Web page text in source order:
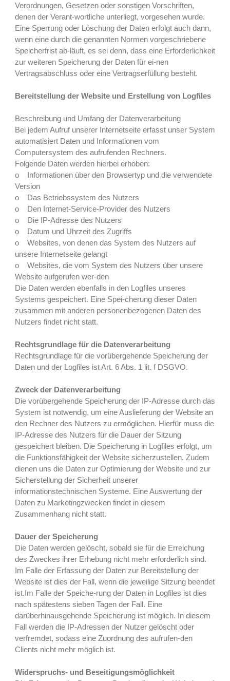
Verordnungen, Gesetzen oder sonstigen Vorschriften,
denen der Verant-wortliche unterliegt, vorgesehen wurde.
Eine Sperrung oder Löschung der Daten erfolgt auch dann,
wenn eine durch die genannten Normen vorgeschriebene
Speicherfrist ab-läuft, es sei denn, dass eine Erforderlichkeit
zur weiteren Speicherung der Daten für ei-nen
Vertragsabschluss oder eine Vertragserfüllung besteht.
Bereitstellung der Website und Erstellung von Logfiles
Beschreibung und Umfang der Datenverarbeitung
Bei jedem Aufruf unserer Internetseite erfasst unser System
automatisiert Daten und Informationen vom
Computersystem des aufrufenden Rechners.
Folgende Daten werden hierbei erhoben:
o Informationen über den Browsertyp und die verwendete
Version
o Das Betriebssystem des Nutzers
o Den Internet-Service-Provider des Nutzers
o Die IP-Adresse des Nutzers
o Datum und Uhrzeit des Zugriffs
o Websites, von denen das System des Nutzers auf
unsere Internetseite gelangt
o Websites, die vom System des Nutzers über unsere
Website aufgerufen wer-den
Die Daten werden ebenfalls in den Logfiles unseres
Systems gespeichert. Eine Spei-cherung dieser Daten
zusammen mit anderen personenbezogenen Daten des
Nutzers findet nicht statt.
Rechtsgrundlage für die Datenverarbeitung
Rechtsgrundlage für die vorübergehende Speicherung der
Daten und der Logfiles ist Art. 6 Abs. 1 lit. f DSGVO.
Zweck der Datenverarbeitung
Die vorübergehende Speicherung der IP-Adresse durch das
System ist notwendig, um eine Auslieferung der Website an
den Rechner des Nutzers zu ermöglichen. Hierfür muss die
IP-Adresse des Nutzers für die Dauer der Sitzung
gespeichert bleiben. Die Speicherung in Logfiles erfolgt, um
die Funktionsfähigkeit der Website sicherzustellen. Zudem
dienen uns die Daten zur Optimierung der Website und zur
Sicherstellung der Sicherheit unserer
informationstechnischen Systeme. Eine Auswertung der
Daten zu Marketingzwecken findet in diesem
Zusammenhang nicht statt.
Dauer der Speicherung
Die Daten werden gelöscht, sobald sie für die Erreichung
des Zweckes ihrer Erhebung nicht mehr erforderlich sind.
Im Falle der Erfassung der Daten zur Bereitstellung der
Website ist dies der Fall, wenn die jeweilige Sitzung beendet
ist.Im Falle der Speiche-rung der Daten in Logfiles ist dies
nach spätestens sieben Tagen der Fall. Eine
darüberhinausgehende Speicherung ist möglich. In diesem
Fall werden die IP-Adressen der Nutzer gelöscht oder
verfremdet, sodass eine Zuordnung des aufrufen-den
Clients nicht mehr möglich ist.
Widerspruchs- und Beseitigungsmöglichkeit